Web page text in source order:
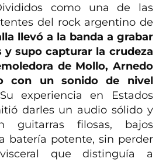
como una de las
del rock argentino de
llevó a la banda a grabar
y supo capturar la crudeza
de Mollo, Arnedo
con un sonido de nivel
experiencia en Estados
darles un audio sólido y
guitarras filosas, bajos
batería potente, sin perder
que distinguía a